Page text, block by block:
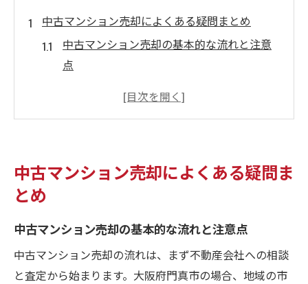
中古マンション売却によくある疑問まとめ
中古マンション売却の基本的な流れと注意
点
よくある質問から見る売却の失敗例とは
売れにくい築年数の理由を深掘り解説
築古物件でも売却成功を目指すコツ
なぜ築年数で売れ行きが変わるのか徹底分
析
中古マンション売却によくある疑問ま
とめ
中古マンション売却の基本的な流れと注意点
中古マンション売却の流れは、まず不動産会社への相談
と査定から始まります。大阪府門真市の場合、地域の市